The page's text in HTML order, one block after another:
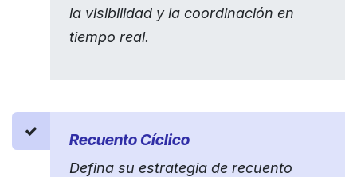
la visibilidad y la coordinación en
tiempo real.
Recuento Cíclico
Defina su estrategia de recuento